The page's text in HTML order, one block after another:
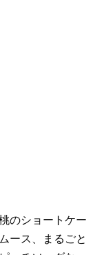
のショートケー
ース、まるごと